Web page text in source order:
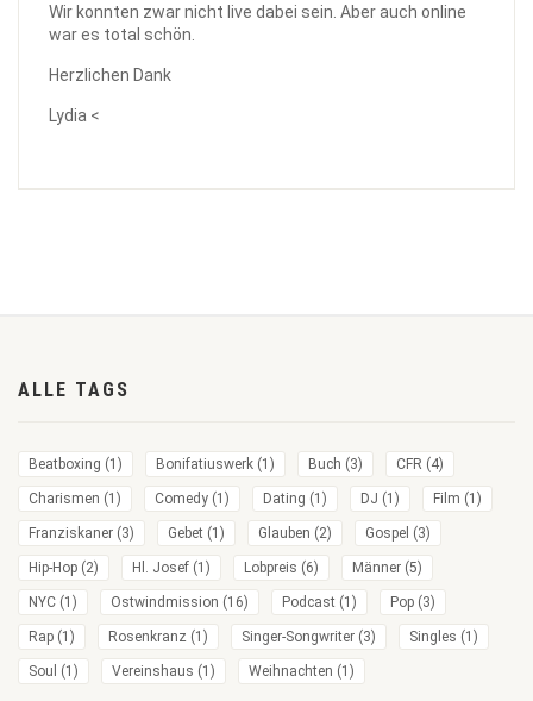
Wir konnten zwar nicht live dabei sein. Aber auch online
war es total schön.
Herzlichen Dank
Lydia <
ALLE TAGS
Beatboxing (1) Bonifatiuswerk (1) Buch (3) CFR (4)
Charismen (1) Comedy (1) Dating (1) DJ (1) Film (1)
Franziskaner (3) Gebet (1) Glauben (2) Gospel (3)
Hip-Hop (2) Hl. Josef (1) Lobpreis (6) Männer (5)
NYC (1) Ostwindmission (16) Podcast (1) Pop (3)
Rap (1) Rosenkranz (1) Singer-Songwriter (3) Singles (1)
Soul (1) Vereinshaus (1) Weihnachten (1)